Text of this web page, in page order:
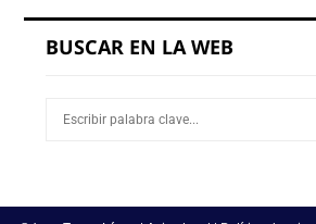
BUSCAR EN LA WEB